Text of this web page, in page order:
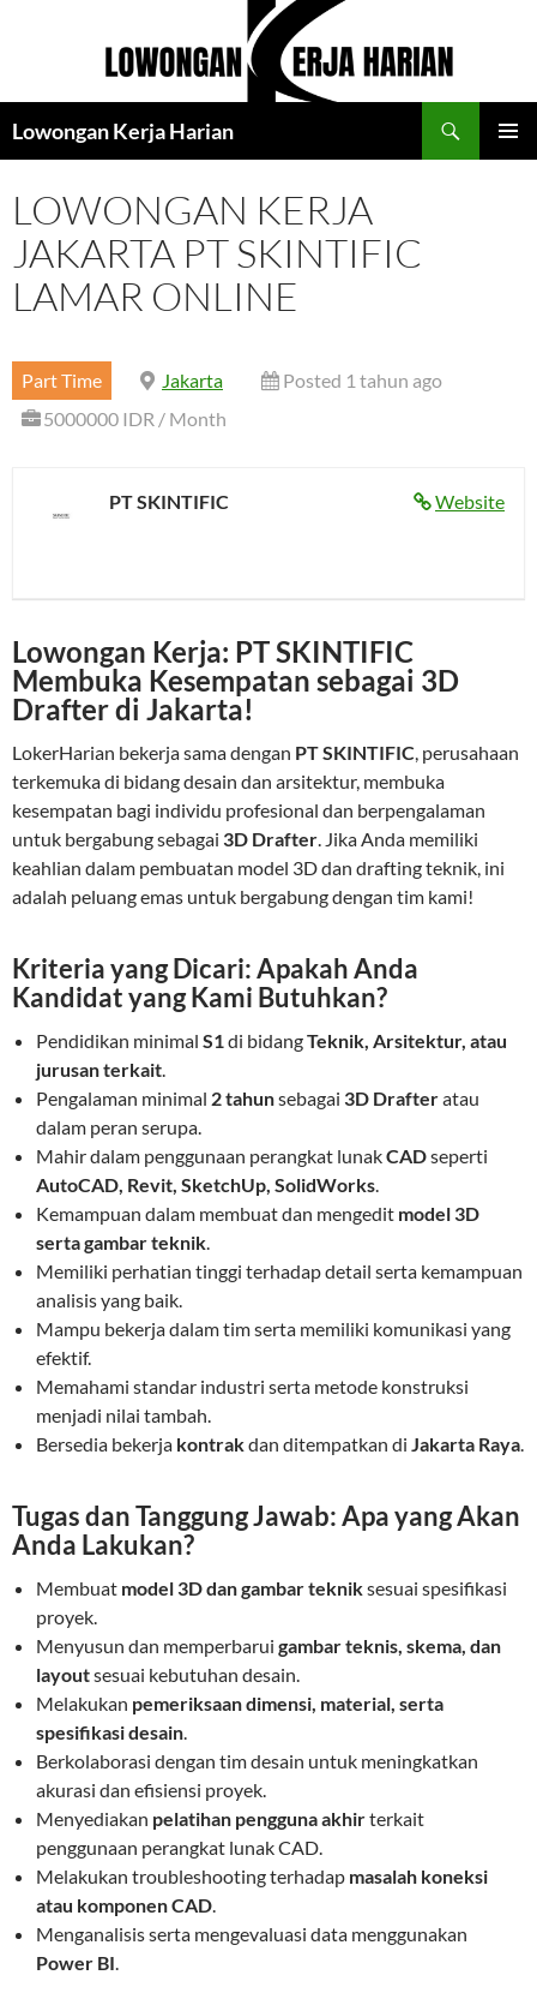
Lowongan Kerja Harian
LOWONGAN KERJA
JAKARTA PT SKINTIFIC
LAMAR ONLINE
Part Time Jakarta
Posted 1 tahun ago
5000000 IDR / Month
Website
PT SKINTIFIC
Lowongan Kerja: PT SKINTIFIC
Membuka Kesempatan sebagai 3D
Drafter di Jakarta!
LokerHarian bekerja sama dengan PT SKINTIFIC, perusahaan
terkemuka di bidang desain dan arsitektur, membuka
kesempatan bagi individu profesional dan berpengalaman
untuk bergabung sebagai 3D Drafter. Jika Anda memiliki
keahlian dalam pembuatan model 3D dan drafting teknik, ini
adalah peluang emas untuk bergabung dengan tim kami!
Kriteria yang Dicari: Apakah Anda
Kandidat yang Kami Butuhkan?
Pendidikan minimal S1di bidangTeknik, Arsitektur, atau
jurusan terkait.
Pengalaman minimal 2 tahunsebagai 3D Drafteratau
dalam peran serupa.
Mahir dalam penggunaan perangkat lunakCADseperti
AutoCAD, Revit, SketchUp, SolidWorks.
Kemampuan dalam membuat dan mengedit model 3D
serta gambar teknik.
Memiliki perhatian tinggi terhadap detail serta kemampuan
analisis yang baik.
Mampu bekerja dalam tim serta memiliki komunikasi yang
efektif.
Memahami standar industri serta metode konstruksi
menjadi nilai tambah.
Bersedia bekerja kontrakdan ditempatkan di Jakarta Raya.
Tugas dan Tanggung Jawab: Apa yang Akan
Anda Lakukan?
Membuat model 3D dan gambar tekniksesuai spesifikasi
proyek.
Menyusun dan memperbarui gambar teknis, skema, dan
layoutsesuai kebutuhan desain.
Melakukan pemeriksaan dimensi, material, serta
spesifikasi desain.
Berkolaborasi dengan tim desain untuk meningkatkan
akurasi dan efisiensi proyek.
Menyediakan pelatihan pengguna akhirterkait
penggunaan perangkat lunak CAD.
Melakukan troubleshooting terhadap masalah koneksi
atau komponen CAD.
Menganalisis serta mengevaluasi data menggunakan
Power BI.